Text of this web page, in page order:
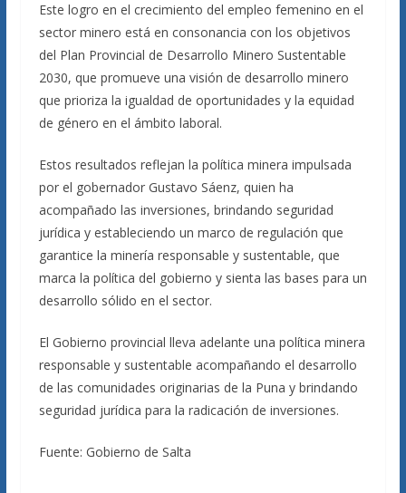
Este logro en el crecimiento del empleo femenino en el
sector minero está en consonancia con los objetivos
del Plan Provincial de Desarrollo Minero Sustentable
2030, que promueve una visión de desarrollo minero
que prioriza la igualdad de oportunidades y la equidad
de género en el ámbito laboral.
Estos resultados reflejan la política minera impulsada
por el gobernador Gustavo Sáenz, quien ha
acompañado las inversiones, brindando seguridad
jurídica y estableciendo un marco de regulación que
garantice la minería responsable y sustentable, que
marca la política del gobierno y sienta las bases para un
desarrollo sólido en el sector.
El Gobierno provincial lleva adelante una política minera
responsable y sustentable acompañando el desarrollo
de las comunidades originarias de la Puna y brindando
seguridad jurídica para la radicación de inversiones.
Fuente: Gobierno de Salta